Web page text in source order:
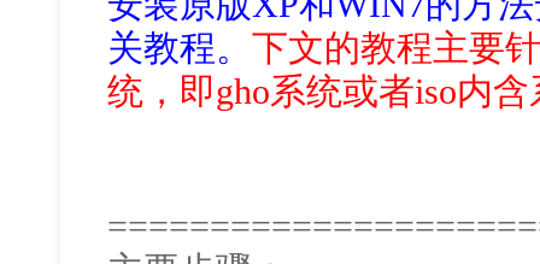
关教程。 下文的教程主要
统，即gho系统或者iso内